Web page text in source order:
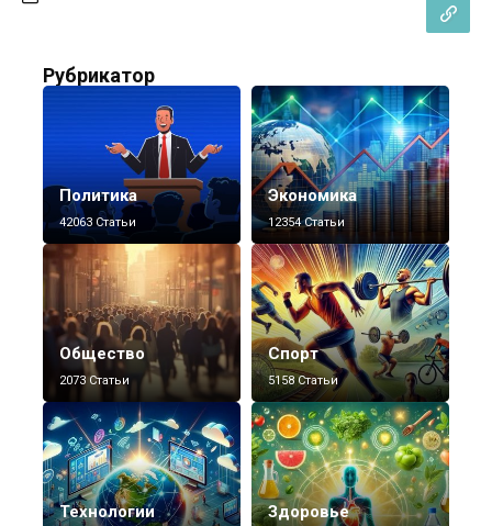
Рубрикатор
Политика
42063 Статьи
Экономика
12354 Статьи
Общество
2073 Статьи
Спорт
5158 Статьи
Технологии Здоровье